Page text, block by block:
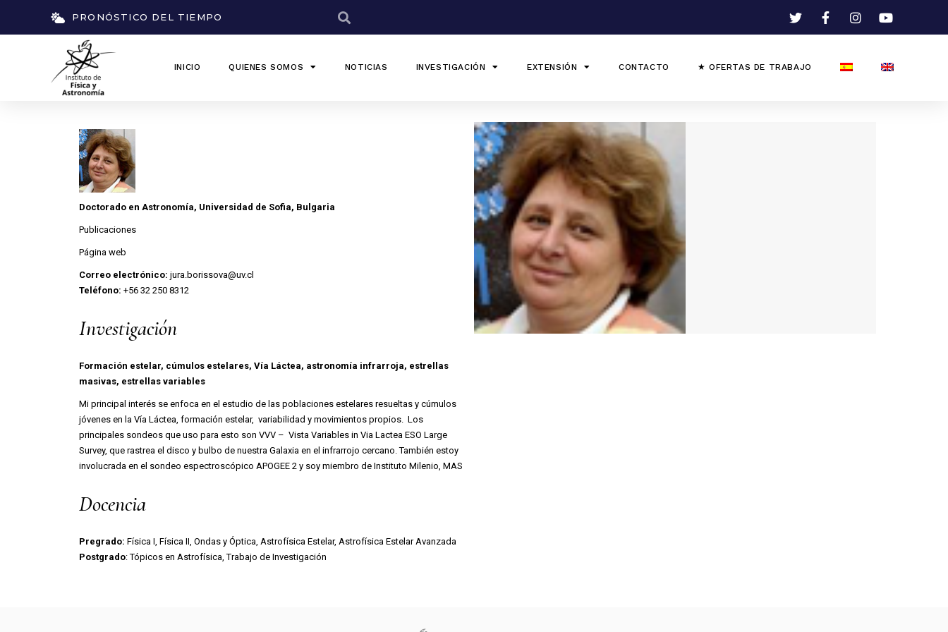
PRONÓSTICO DEL TIEMPO
INICIO QUIENES SOMOS NOTICIAS INVESTIGACIÓN EXTENSIÓN CONTACTO ★ OFERTAS DE TRABAJO
Doctorado en Astronomía, Universidad de Sofia, Bulgaria
Publicaciones
Página web
Correo electrónico: jura.borissova@uv.cl
Teléfono: +56 32 250 8312
Investigación
Formación estelar, cúmulos estelares, Vía Láctea, astronomía infrarroja, estrellas
masivas, estrellas variables
Mi principal interés se enfoca en el estudio de las poblaciones estelares resueltas y cúmulos
jóvenes en la Vía Láctea, formación estelar, variabilidad y movimientos propios. Los
principales sondeos que uso para esto son VVV – Vista Variables in Via Lactea ESO Large
Survey, que rastrea el disco y bulbo de nuestra Galaxia en el infrarrojo cercano. También estoy
involucrada en el sondeo espectroscópico APOGEE 2 y soy miembro de Instituto Milenio, MAS
Docencia
Pregrado: Física I, Física II, Ondas y Óptica, Astrofísica Estelar, Astrofísica Estelar Avanzada
Postgrado: Tópicos en Astrofísica, Trabajo de Investigación